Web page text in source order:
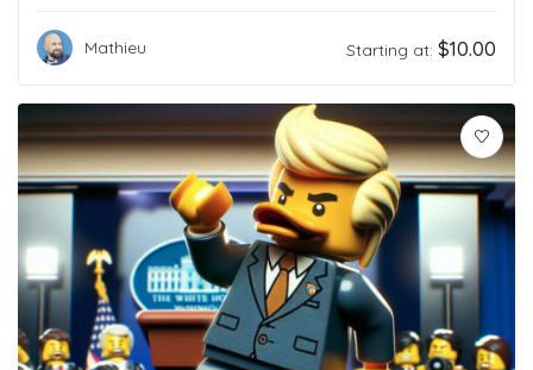
Mathieu Starting at: $10.00